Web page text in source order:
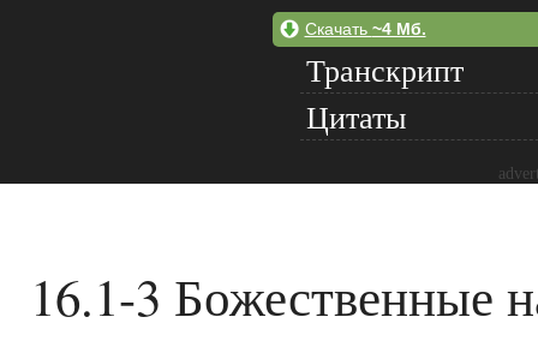
Скачать ~4 Мб.
Транскрипт
Цитаты
16.1-3 Божественные